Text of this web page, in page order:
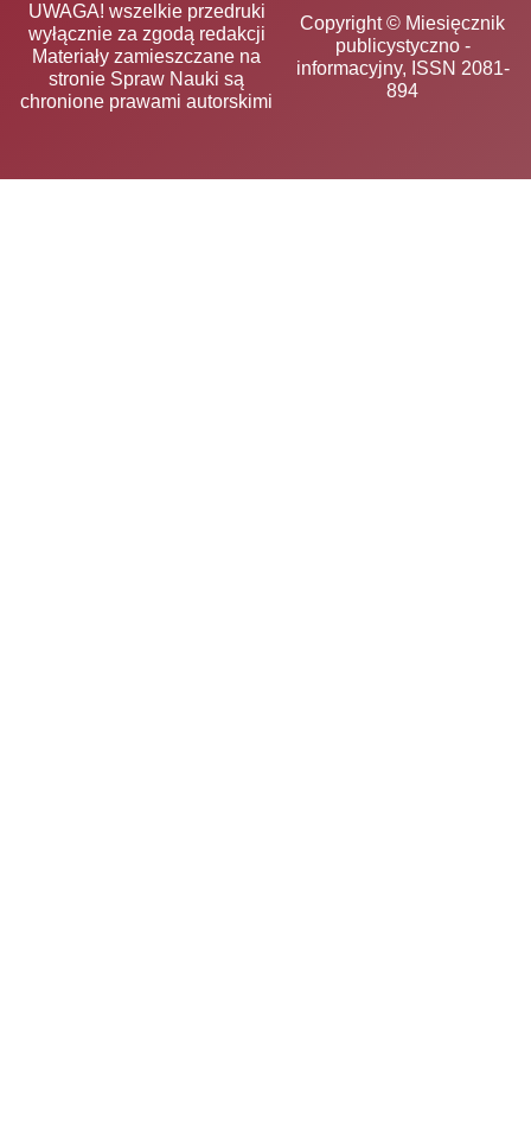
UWAGA! wszelkie przedruki
wyłącznie za zgodą redakcji
Materiały zamieszczane na
stronie Spraw Nauki są
chronione prawami autorskimi
Copyright © Miesięcznik
publicystyczno -
informacyjny, ISSN 2081-
894